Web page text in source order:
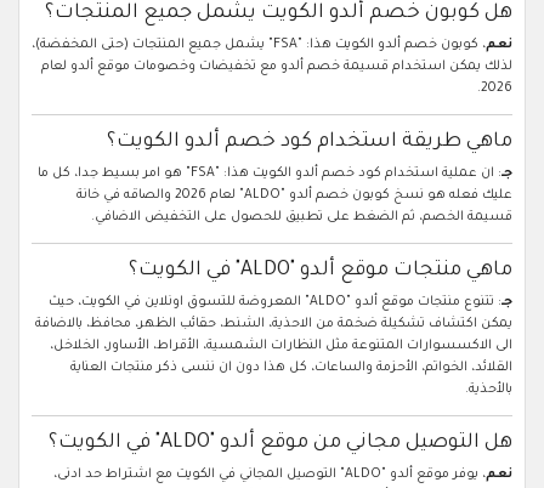
هل كوبون خصم ألدو الكويت يشمل جميع المنتجات؟
نعم
، كوبون خصم ألدو الكويت هذا: "FSA" يشمل جميع المنتجات (حتى المخفضة)،
لذلك يمكن استخدام قسيمة خصم ألدو مع تخفيضات وخصومات موقع ألدو لعام
2026.
ماهي طريقة استخدام كود خصم ألدو الكويت؟
جـ
: ان عملية استخدام كود خصم ألدو الكويت هذا: "FSA" هو امر بسيط جدا، كل ما
عليك فعله هو نسخ كوبون خصم ألدو "ALDO" لعام 2026 والصاقه في خانة
قسيمة الخصم، ثم الضغط على تطبيق للحصول على التخفيض الاضافي.
ماهي منتجات موقع ألدو "ALDO" في الكويت؟
جـ
: تتنوع منتجات موقع ألدو "ALDO" المعروضة للتسوق اونلاين في الكويت، حيث
يمكن اكتشاف تشكيلة ضخمة من الاحذية، الشنط، حقائب الظهر، محافظ، بالاضافة
الى الاكسسوارات المتنوعة مثل النظارات الشمسية، الأقراط، الأساور، الخلاخل،
القلائد، الخواتم، الأحزمة والساعات، كل هذا دون ان ننسى ذكر منتجات العناية
بالأحذية.
هل التوصيل مجاني من موقع ألدو "ALDO" في الكويت؟
نعم
، يوفر موقع ألدو "ALDO" التوصيل المجاني في الكويت مع اشتراط حد ادنى،